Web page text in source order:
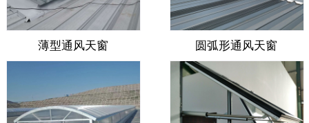
薄型通风天窗 圆弧形通风天窗